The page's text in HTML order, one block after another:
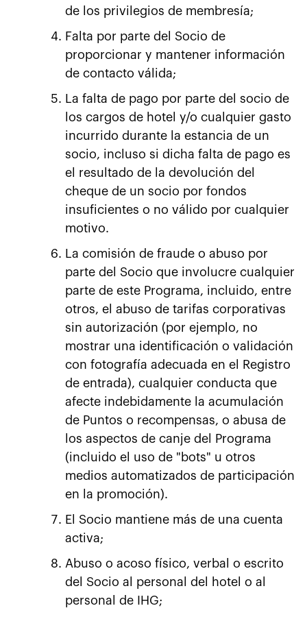
de los privilegios de membresía;
Falta por parte del Socio de
proporcionar y mantener información
de contacto válida;
La falta de pago por parte del socio de
los cargos de hotel y/o cualquier gasto
incurrido durante la estancia de un
socio, incluso si dicha falta de pago es
el resultado de la devolución del
cheque de un socio por fondos
insuficientes o no válido por cualquier
motivo.
La comisión de fraude o abuso por
parte del Socio que involucre cualquier
parte de este Programa, incluido, entre
otros, el abuso de tarifas corporativas
sin autorización (por ejemplo, no
mostrar una identificación o validación
con fotografía adecuada en el Registro
de entrada), cualquier conducta que
afecte indebidamente la acumulación
de Puntos o recompensas, o abusa de
los aspectos de canje del Programa
(incluido el uso de "bots" u otros
medios automatizados de participación
en la promoción).
El Socio mantiene más de una cuenta
activa;
Abuso o acoso físico, verbal o escrito
del Socio al personal del hotel o al
personal de IHG;